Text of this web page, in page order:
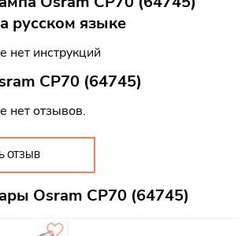
русском языке
нет инструкций
CP70 (64745)
нет отзывов.
ОТЗЫВ
Osram CP70 (64745)